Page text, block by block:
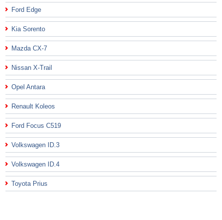
Ford Edge
Kia Sorento
Mazda CX-7
Nissan X-Trail
Opel Antara
Renault Koleos
Ford Focus C519
Volkswagen ID.3
Volkswagen ID.4
Toyota Prius